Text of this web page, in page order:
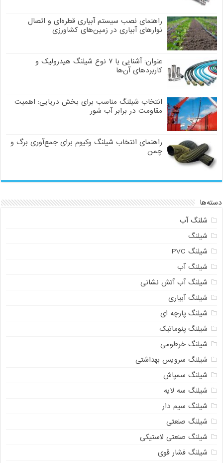
راهنمای نصب سیستم آبیاری قطره‌ای و اتصال
نوارهای آبیاری در زمین‌های کشاورزی
عنوان: آشنایی با ۷ نوع شیلنگ هیدرولیک و
کاربردهای آن‌ها
انتخاب شیلنگ مناسب برای بخش دریایی: اهمیت
مقاومت در برابر آب شور
راهنمای انتخاب شیلنگ وکیوم برای جمع‌آوری برگ و
چمن
دسته‌ها
شلنگ آب
شیلنگ
شیلنگ PVC
شیلنگ آب
شیلنگ آب آتش نشانی
شیلنگ آبیاری
شیلنگ پارچه ای
شیلنگ پنوماتیک
شیلنگ خرطومی
شیلنگ سرویس بهداشتی
شیلنگ سمپاش
شیلنگ سه لایه
شیلنگ سیم دار
شیلنگ صنعتی
شیلنگ صنعتی لاستیکی
شیلنگ فشار قوی